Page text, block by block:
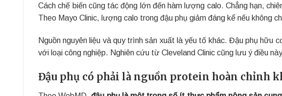
Cách chế biến cũng tác động lớn đến hàm lượng calo. Chẳng hạn,
Theo Mayo Clinic, lượng calo trong đậu phụ giảm đáng kể nếu không
Nguồn nguyên liệu và quy trình sản xuất là yếu tố khác. Đậu phụ
với loại công nghiệp. Nghiên cứu từ Cleveland Clinic cũng lưu ý điều
Đậu phụ có phải là nguồn protein hoàn chỉnh